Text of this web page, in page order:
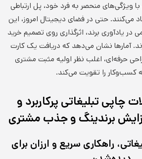
با ویژگی‌های منحصر به فرد خود، پل ارتباطی
می‌کنند. حتی در فضای دیجیتال امروز، این
در یادآوری برند، اثرگذاری روی تصمیم خرید
آمارها نشان می‌دهد که دریافت یک کارت
حرفه‌ای، اغلب نظر اولیه مثبت مشتری
کسب‌وکار را تقویت می‌کند.
چاپی تبلیغاتی پرکاربرد و
برندینگ و جذب مشتری
راهکاری سریع و ارزان برای